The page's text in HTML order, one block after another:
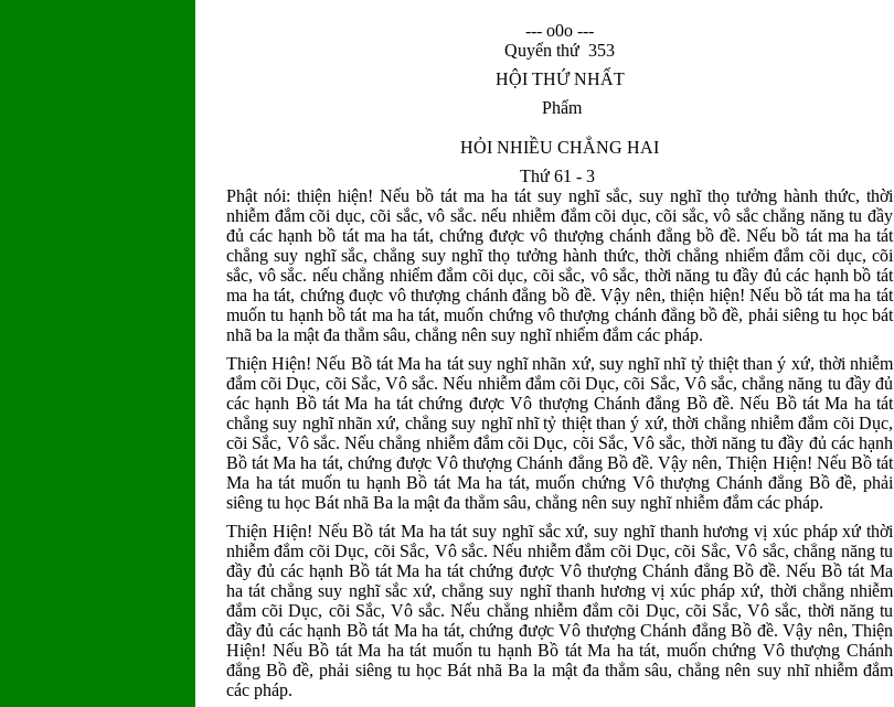
--- o0o ---
Quyển thứ 353
HỘI THỨ NHẤT
Phẩm
HỎI NHIỀU CHẲNG HAI
Thứ 61 - 3
Phật nói: thiện hiện! Nếu bồ tát ma ha tát suy nghĩ sắc, suy nghĩ thọ tưởng hành thức, thời
nhiễm đắm cõi dục, cõi sắc, vô sắc. nếu nhiễm đắm cõi dục, cõi sắc, vô sắc chẳng năng tu đầy
đủ các hạnh bồ tát ma ha tát, chứng được vô thượng chánh đẳng bồ đề. Nếu bồ tát ma ha tát
chẳng suy nghĩ sắc, chẳng suy nghĩ thọ tưởng hành thức, thời chẳng nhiểm đắm cõi dục, cõi
sắc, vô sắc. nếu chẳng nhiểm đắm cõi dục, cõi sắc, vô sắc, thời năng tu đầy đủ các hạnh bồ tát
ma ha tát, chứng đuợc vô thượng chánh đẳng bồ đề. Vậy nên, thiện hiện! Nếu bồ tát ma ha tát
muốn tu hạnh bồ tát ma ha tát, muốn chứng vô thượng chánh đẳng bồ đề, phải siêng tu học bát
nhã ba la mật đa thẳm sâu, chẳng nên suy nghĩ nhiểm đắm các pháp.
Thiện Hiện! Nếu Bồ tát Ma ha tát suy nghĩ nhãn xứ, suy nghĩ nhĩ tỷ thiệt than ý xứ, thời nhiễm
đắm cõi Dục, cõi Sắc, Vô sắc. Nếu nhiễm đắm cõi Dục, cõi Sắc, Vô sắc, chẳng năng tu đầy đủ
các hạnh Bồ tát Ma ha tát chứng được Vô thượng Chánh đẳng Bồ đề. Nếu Bồ tát Ma ha tát
chẳng suy nghĩ nhãn xứ, chẳng suy nghĩ nhĩ tỷ thiệt than ý xứ, thời chẳng nhiễm đắm cõi Dục,
cõi Sắc, Vô sắc. Nếu chẳng nhiễm đắm cõi Dục, cõi Sắc, Vô sắc, thời năng tu đầy đủ các hạnh
Bồ tát Ma ha tát, chứng được Vô thượng Chánh đẳng Bồ đề. Vậy nên, Thiện Hiện! Nếu Bồ tát
Ma ha tát muốn tu hạnh Bồ tát Ma ha tát, muốn chứng Vô thượng Chánh đẳng Bồ đề, phải
siêng tu học Bát nhã Ba la mật đa thẳm sâu, chẳng nên suy nghĩ nhiễm đắm các pháp.
Thiện Hiện! Nếu Bồ tát Ma ha tát suy nghĩ sắc xứ, suy nghĩ thanh hương vị xúc pháp xứ thời
nhiễm đắm cõi Dục, cõi Sắc, Vô sắc. Nếu nhiễm đắm cõi Dục, cõi Sắc, Vô sắc, chẳng năng tu
đầy đủ các hạnh Bồ tát Ma ha tát chứng được Vô thượng Chánh đẳng Bồ đề. Nếu Bồ tát Ma
ha tát chẳng suy nghĩ sắc xứ, chẳng suy nghĩ thanh hương vị xúc pháp xứ, thời chẳng nhiễm
đắm cõi Dục, cõi Sắc, Vô sắc. Nếu chẳng nhiễm đắm cõi Dục, cõi Sắc, Vô sắc, thời năng tu
đầy đủ các hạnh Bồ tát Ma ha tát, chứng được Vô thượng Chánh đẳng Bồ đề. Vậy nên, Thiện
Hiện! Nếu Bồ tát Ma ha tát muốn tu hạnh Bồ tát Ma ha tát, muốn chứng Vô thượng Chánh
đẳng Bồ đề, phải siêng tu học Bát nhã Ba la mật đa thẳm sâu, chẳng nên suy nhĩ nhiễm đắm
các pháp.